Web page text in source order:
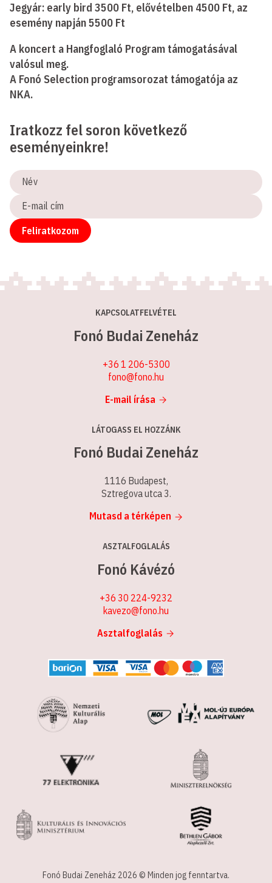
Jegyár: early bird 3500 Ft, elővételben 4500 Ft, az
esemény napján 5500 Ft
A koncert a Hangfoglaló Program támogatásával
valósul meg.
A Fonó Selection programsorozat támogatója az
NKA.
Iratkozz fel soron következő
eseményeinkre!
Név
E-
mail
cím
Feliratkozom
KAPCSOLATFELVÉTEL
Fonó Budai Zeneház
+36 1 206-5300
fono@fono.hu
E-mail írása
LÁTOGASS EL HOZZÁNK
Fonó Budai Zeneház
1116 Budapest,
Sztregova utca 3.
Mutasd a térképen
ASZTALFOGLALÁS
Fonó Kávézó
+36 30 224-9232
kavezo@fono.hu
Asztalfoglalás
Fonó Budai Zeneház 2026 © Minden jog fenntartva.